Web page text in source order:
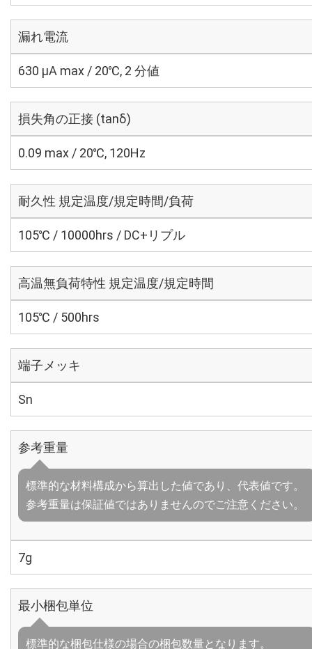
漏れ電流
630 μA max / 20℃, 2 分値
損失角の正接 (tanδ)
0.09 max / 20℃, 120Hz
耐久性 規定温度/規定時間/負荷
105℃ / 10000hrs / DC+リプル
高温無負荷特性 規定温度/規定時間
105℃ / 500hrs
端子メッキ
Sn
参考重量
標準的な材料構成から算出した値であり、代表値です。
参考重量は保証値ではありませんのでご注意ください。
7g
最小梱包単位
標準的な梱包仕様の場合の梱包数量となります。